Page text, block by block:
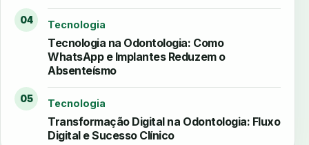
04 Tecnologia
Tecnologia na Odontologia: Como
WhatsApp e Implantes Reduzem o
Absenteísmo
05 Tecnologia
Transformação Digital na Odontologia: Fluxo
Digital e Sucesso Clínico